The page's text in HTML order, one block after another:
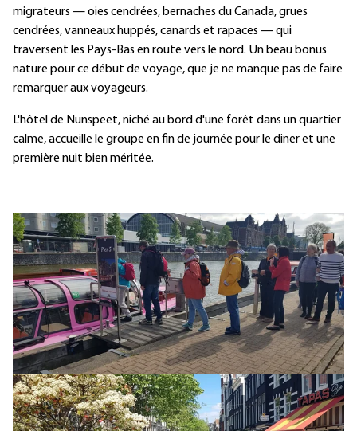
migrateurs — oies cendrées, bernaches du Canada, grues
cendrées, vanneaux huppés, canards et rapaces — qui
traversent les Pays-Bas en route vers le nord. Un beau bonus
nature pour ce début de voyage, que je ne manque pas de faire
remarquer aux voyageurs.
L'hôtel de Nunspeet, niché au bord d'une forêt dans un quartier
calme, accueille le groupe en fin de journée pour le diner et une
première nuit bien méritée.